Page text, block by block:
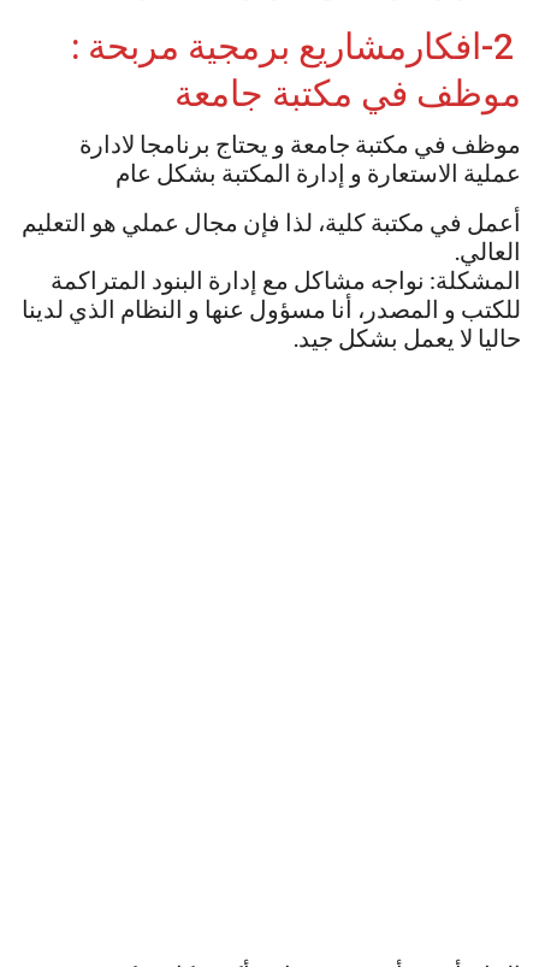
2-افكارمشاريع برمجية مربحة :
موظف في مكتبة جامعة
موظف في مكتبة جامعة و يحتاج برنامجا لادارة
عملية الاستعارة و إدارة المكتبة بشكل عام
أعمل في مكتبة كلية، لذا فإن مجال عملي هو التعليم
العالي.
المشكلة: نواجه مشاكل مع إدارة البنود المتراكمة
للكتب و المصدر، أنا مسؤول عنها و النظام الذي لدينا
حاليا لا يعمل بشكل جيد.